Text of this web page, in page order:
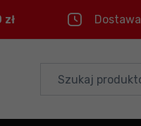
Dostawa